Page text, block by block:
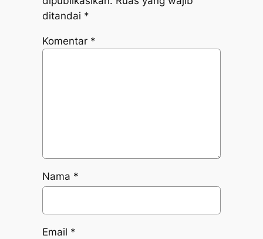
ditandai *
Komentar *
Nama *
Email *